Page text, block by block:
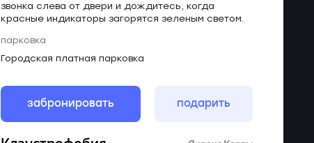
звонка слева от двери и дождитесь, когда
красные индикаторы загорятся зеленым светом.
парковка
Городская платная парковка
забронировать подарить